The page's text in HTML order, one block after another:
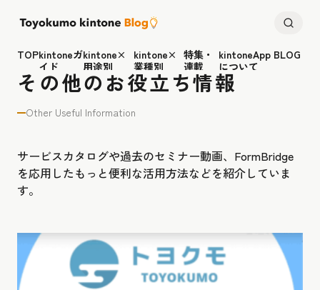
TOPkintoneガ
イド
kintone×
用途別
kintone×
業種別
特集・
連載
kintoneApp BLOG
について
その他のお役立ち情報
Other Useful Information
サービスカタログや過去のセミナー動画、FormBridge
を応用したもっと便利な活用方法などを紹介していま
す。